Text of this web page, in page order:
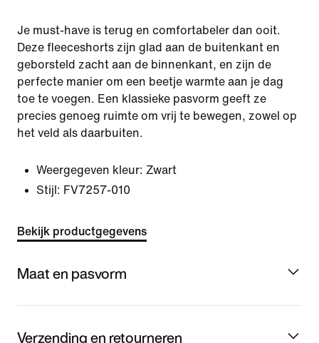
Je must-have is terug en comfortabeler dan ooit.
Deze fleeceshorts zijn glad aan de buitenkant en
geborsteld zacht aan de binnenkant, en zijn de
perfecte manier om een beetje warmte aan je dag
toe te voegen. Een klassieke pasvorm geeft ze
precies genoeg ruimte om vrij te bewegen, zowel op
het veld als daarbuiten.
Weergegeven kleur: Zwart
Stijl: FV7257-010
Bekijk productgegevens
Maat en pasvorm
Verzending en retourneren